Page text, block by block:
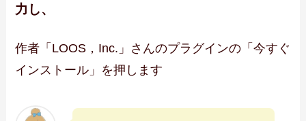
力し、
作者「LOOS，Inc.」さんのプラグインの「今すぐ
インストール」を押します